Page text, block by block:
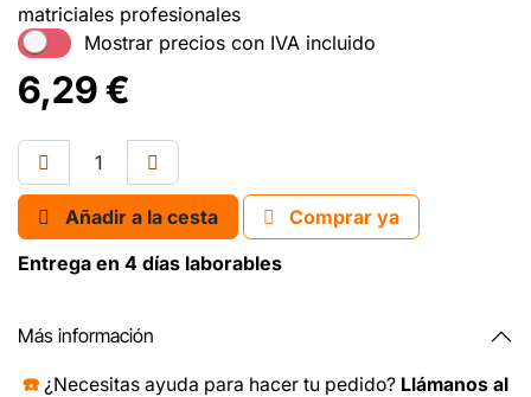
matriciales profesionales
Mostrar precios con IVA incluido
6,29€
Añadir a la cesta
Comprar ya
Entrega en 4 días laborables
Más información
☎️ ¿Necesitas ayuda para hacer tu pedido? Llámanos al